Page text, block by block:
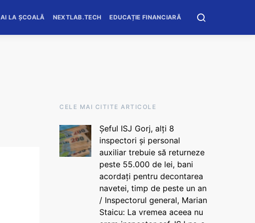
AI LA ȘCOALĂ NEXTLAB.TECH EDUCAȚIE FINANCIARĂ
CELE MAI CITITE ARTICOLE
Șeful ISJ Gorj, alți 8
inspectori și personal
auxiliar trebuie să returneze
peste 55.000 de lei, bani
acordați pentru decontarea
navetei, timp de peste un an
/ Inspectorul general, Marian
Staicu: La vremea aceea nu